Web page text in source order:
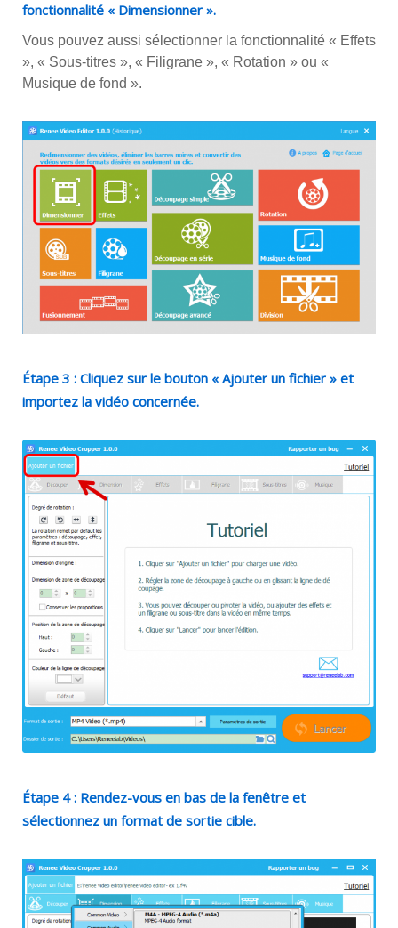
fonctionnalité « Dimensionner ».
Vous pouvez aussi sélectionner la fonctionnalité « Effets
», « Sous-titres », « Filigrane », « Rotation » ou «
Musique de fond ».
Étape 3 : Cliquez sur le bouton « Ajouter un fichier » et
importez la vidéo concernée.
Étape 4 : Rendez-vous en bas de la fenêtre et
sélectionnez un format de sortie cible.